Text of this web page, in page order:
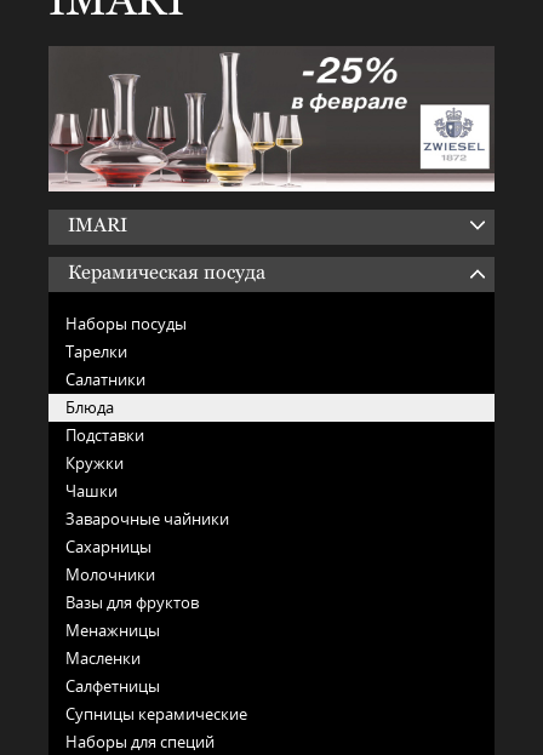
IMARI
Керамическая посуда
Наборы посуды
Тарелки
Салатники
Блюда
Подставки
Кружки
Чашки
Заварочные чайники
Сахарницы
Молочники
Вазы для фруктов
Менажницы
Масленки
Салфетницы
Супницы керамические
Наборы для специй